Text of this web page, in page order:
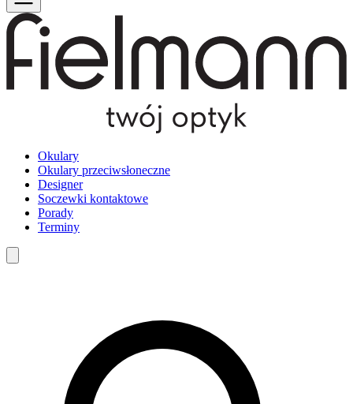
Okulary
Okulary przeciwsłoneczne
Designer
Soczewki kontaktowe
Porady
Terminy